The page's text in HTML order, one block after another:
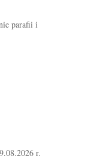
parafii i
r.